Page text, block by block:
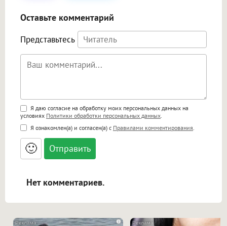
Оставьте комментарий
Представьтесь
Поддержка HTML
<b>, <strong>, <u>, <i>, <em>, <s>, <big>,
<small>, <sup>, <sub>, <pre>, <ul>, <ol>, <li>,
<blockquote>, <code> экранирует HTML,
адреса URL автоматически становятся
ссылками, и [img]адрес[/img] будет
Я даю согласие на обработку моих персональных данных на
условиях Политики обработки персональных данных
Я ознакомлен(а) и согласен(а) с Правилами комментирования
🙂
Нет комментариев.
i